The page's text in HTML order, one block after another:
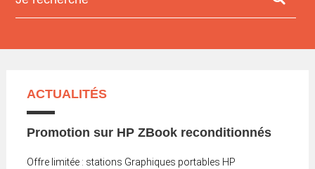
ACTUALITÉS
Promotion sur HP ZBook reconditionnés
Offre limitée : stations Graphiques portables HP